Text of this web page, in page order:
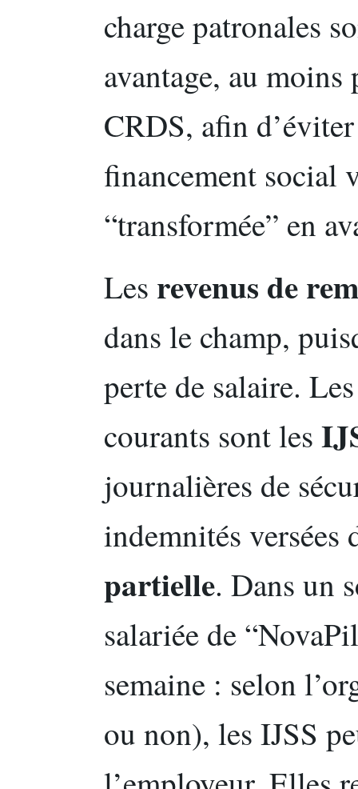
charge patronales
avantage, au
CRDS, afin
financement social
“transformée” en
Les revenus de
dans le champ,
perte de salaire.
courants sont les
journalières de
indemnités versées
partielle. Dans un
salariée de
semaine : selon
ou non), les IJSS